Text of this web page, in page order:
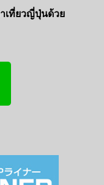
เที่ยวญี่ปุ่นด้วย